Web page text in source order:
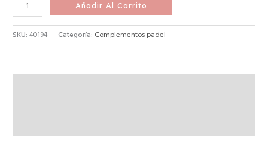
Añadir Al Carrito
SKU:40194 Categoría: Complementos padel